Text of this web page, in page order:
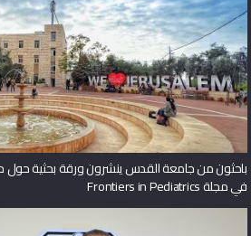
باحثون من جامعة القدس ينشرون ورقة بحثية حول
في مجلة Frontiers in Pediatrics